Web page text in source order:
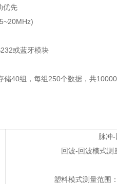
优先
或蓝牙模块
40组，每组250个数据，共
脉
回波-回波模式测量
界面-
塑料模式测量范围